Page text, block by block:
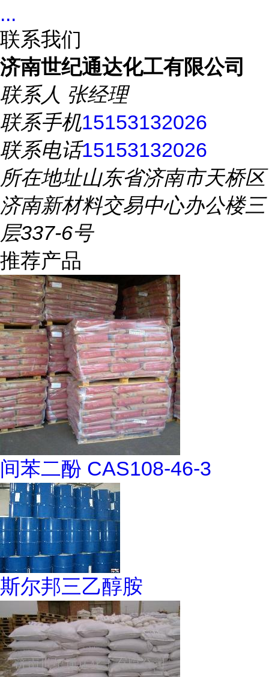
...
联系我们
济南世纪通达化工有限公司
联系人 张经理
联系手机15153132026
联系电话15153132026
所在地址山东省济南市天桥区
济南新材料交易中心办公楼三
层337-6号
推荐产品
间苯二酚 CAS108-46-3
斯尔邦三乙醇胺